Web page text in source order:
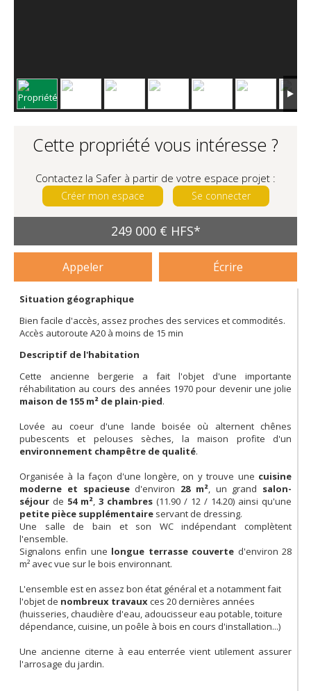
Cette propriété vous intéresse ?
Contactez la Safer à partir de votre espace projet :
Créer mon espace Se connecter
249 000 € HFS*
Appeler Écrire
Situation géographique
Bien facile d'accès, assez proches des services et commodités.
Accès autoroute A20 à moins de 15 min
Descriptif de l'habitation
Cette ancienne bergerie a fait l'objet d'une importante
réhabilitation au cours des années 1970 pour devenir une jolie
maison de 155 m² de plain-pied.
Lovée au coeur d'une lande boisée où alternent chênes
pubescents et pelouses sèches, la maison profite d'un
environnement champêtre de qualité.
Organisée à la façon d'une longère, on y trouve une cuisine
moderne et spacieused'environ 28 m², un grand salon-
séjour de 54 m², 3 chambres (11.90 / 12 / 14.20) ainsi qu'une
petite pièce supplémentaire servant de dressing.
Une salle de bain et son WC indépendant complètent
l'ensemble.
Signalons enfin une longue terrasse couverte d'environ 28
m² avec vue sur le bois environnant.
L'ensemble est en assez bon état général et a notamment fait
l'objet de nombreux travauxces 20 dernières années
(huisseries, chaudière d'eau, adoucisseur eau potable, toiture
dépendance, cuisine, un poêle à bois en cours d'installation...)
Une ancienne citerne à eau enterrée vient utilement assurer
l'arrosage du jardin.